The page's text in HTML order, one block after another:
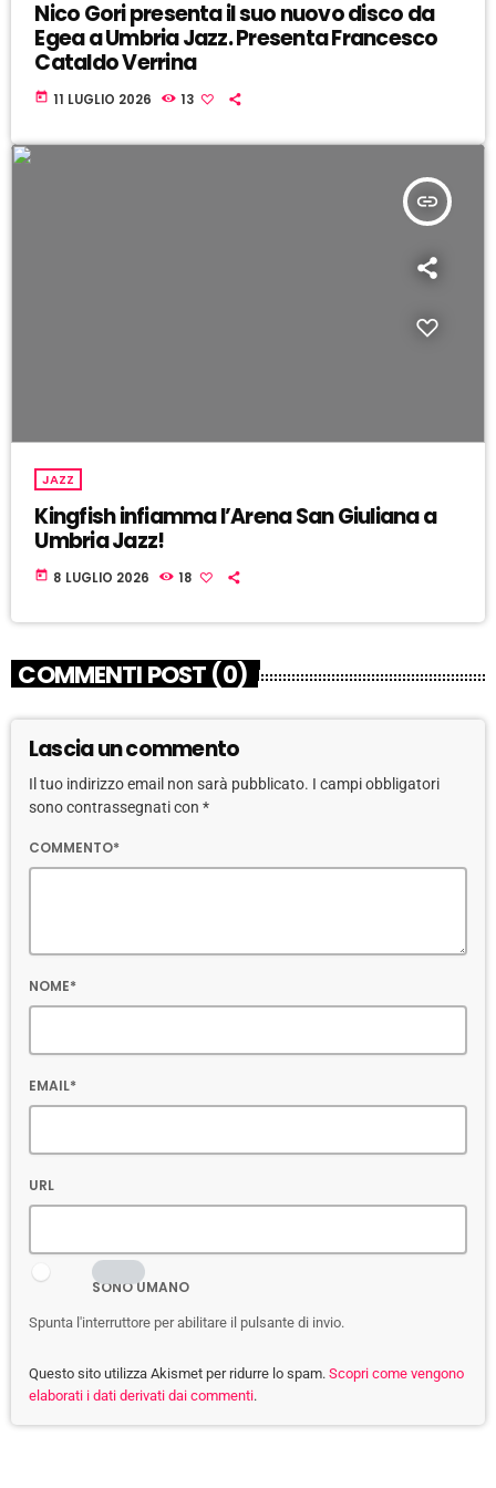
Nico Gori presenta il suo nuovo disco da
Egea a Umbria Jazz. Presenta Francesco
Cataldo Verrina
today 11 LUGLIO 2026 13
insert_link
JAZZ
Kingfish infiamma l’Arena San Giuliana a
Umbria Jazz!
today 8 LUGLIO 2026 18
COMMENTI POST (0)
Lascia un commento
Il tuo indirizzo email non sarà pubblicato. I campi obbligatori
sono contrassegnati con *
COMMENTO*
NOME*
EMAIL*
URL
SONO UMANO
Spunta l'interruttore per abilitare il pulsante di invio.
Questo sito utilizza Akismet per ridurre lo spam. Scopri come vengono
elaborati i dati derivati dai commenti.